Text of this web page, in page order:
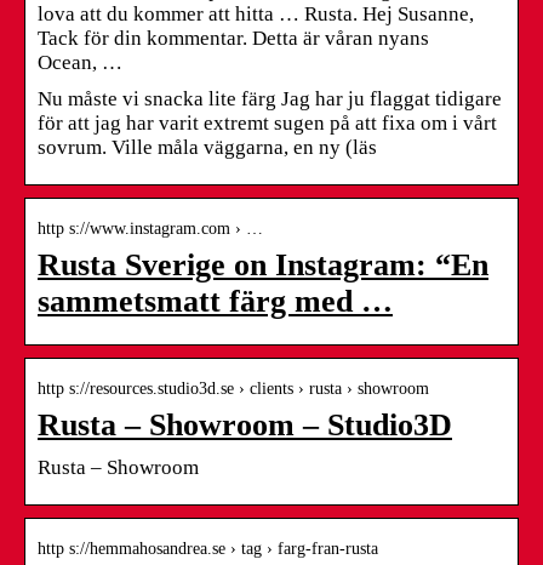
lova att du kommer att hitta … Rusta. Hej Susanne,
Tack för din kommentar. Detta är våran nyans
Ocean, …
Nu måste vi snacka lite färg Jag har ju flaggat tidigare
för att jag har varit extremt sugen på att fixa om i vårt
sovrum. Ville måla väggarna, en ny (läs
http s://www.instagram.com › …
Rusta Sverige on Instagram: “En
sammetsmatt färg med …
http s://resources.studio3d.se › clients › rusta › showroom
Rusta – Showroom – Studio3D
Rusta – Showroom
http s://hemmahosandrea.se › tag › farg-fran-rusta